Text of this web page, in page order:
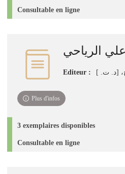
Consultable en ligne
الرياحي
Editeur : [د. ت. ]
Plus d'infos
3 exemplaires disponibles
Consultable en ligne